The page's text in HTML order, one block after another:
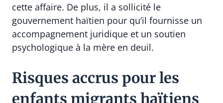
cette affaire. De plus, il a sollicité le
gouvernement haïtien pour qu’il fournisse un
accompagnement juridique et un soutien
psychologique à la mère en deuil.
Risques accrus pour les
enfants migrants haïtiens